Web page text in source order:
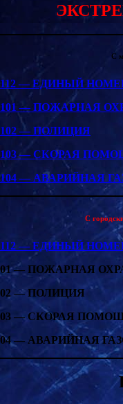
С
112 — ЕДИНЫЙ
101 — ПОЖАРНАЯ
102 — ПОЛИЦИЯ
103 — СКОРАЯ
104 — АВАРИЙНАЯ
С
112 — ЕДИНЫЙ
01 — ПОЖАРНАЯ
02 — ПОЛИЦИЯ
03 — СКОРАЯ
04 — АВАРИЙНАЯ